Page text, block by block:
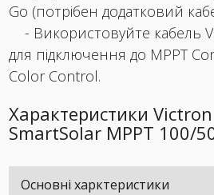
Go (потрібен додатковий
- Використовуйте кабель
для підключення до MPPT
Color Control.
Характеристики
SmartSolar MPPT 100/
Основні харктеристики